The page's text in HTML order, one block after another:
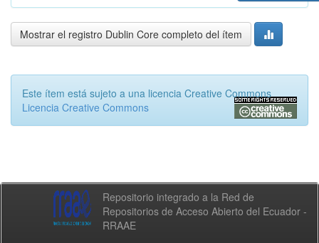
Mostrar el registro Dublin Core completo del ítem
Este ítem está sujeto a una licencia Creative Commons
Licencia Creative Commons
Repositorio integrado a la Red de
Repositorios de Acceso Abierto del Ecuador -
RRAAE